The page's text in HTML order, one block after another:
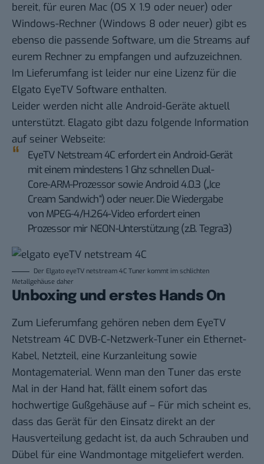
bereit, für euren Mac (OS X 1.9 oder neuer) oder
Windows-Rechner (Windows 8 oder neuer) gibt es
ebenso die passende Software, um die Streams auf
eurem Rechner zu empfangen und aufzuzeichnen.
Im Lieferumfang ist leider nur eine Lizenz für die
Elgato EyeTV Software enthalten.
Leider werden nicht alle Android-Geräte aktuell
unterstützt. Elagato gibt dazu folgende Information
auf seiner Webseite:
EyeTV Netstream 4C erfordert ein Android-Gerät
mit einem mindestens 1 Ghz schnellen Dual-
Core-ARM-Prozessor sowie Android 4.0.3 („Ice
Cream Sandwich“) oder neuer. Die Wiedergabe
von MPEG-4/H.264-Video erfordert einen
Prozessor mir NEON-Unterstützung (z.B. Tegra3)
Der Elgato eyeTV netstream 4C Tuner kommt im schlichten
Metallgehäuse daher
Unboxing und erstes Hands On
Zum Lieferumfang gehören neben dem EyeTV
Netstream 4C DVB-C-Netzwerk-Tuner ein Ethernet-
Kabel, Netzteil, eine Kurzanleitung sowie
Montagematerial. Wenn man den Tuner das erste
Mal in der Hand hat, fällt einem sofort das
hochwertige Gußgehäuse auf – Für mich scheint es,
dass das Gerät für den Einsatz direkt an der
Hausverteilung gedacht ist, da auch Schrauben und
Dübel für eine Wandmontage mitgeliefert werden.